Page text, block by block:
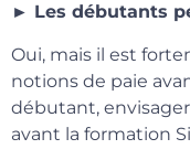
► Les débutants
Oui, mais il est
notions de paie
débutant,
avant la formation